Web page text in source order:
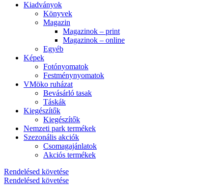
Kiadványok
Könyvek
Magazin
Magazinok – print
Magazinok – online
Egyéb
Képek
Fotónyomatok
Festménynyomatok
VMöko ruházat
Bevásárló tasak
Táskák
Kiegészítők
Kiegészítők
Nemzeti park termékek
Szezonális akciók
Csomagajánlatok
Akciós termékek
Rendelésed követése
Rendelésed követése